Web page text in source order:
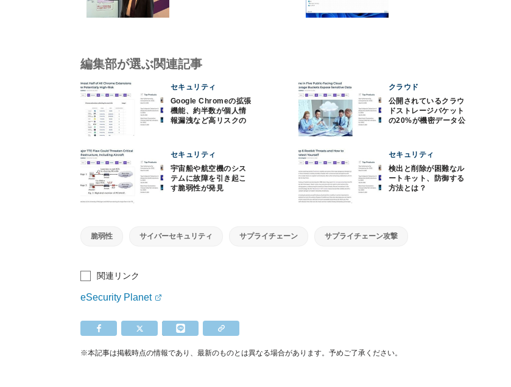
編集部が選ぶ関連記事
セキュリティ
Google Chromeの拡張
機能、約半数が個人情
報漏洩など高リスクの
クラウド
公開されているクラウ
ドストレージバケット
の20%が機密データ公
セキュリティ
宇宙船や航空機のシス
テムに故障を引き起こ
す脆弱性が発見
セキュリティ
検出と削除が困難なル
ートキット、防御する
方法とは？
脆弱性 サイバーセキュリティ サプライチェーン サプライチェーン攻撃
関連リンク
eSecurity Planet
※本記事は掲載時点の情報であり、最新のものとは異なる場合があります。予めご了承ください。